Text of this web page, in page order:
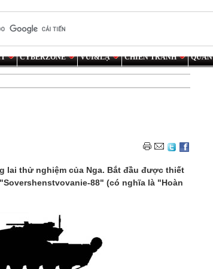
CYBERZONE VUI&LẠ CHIẾN TRANH
lai thử nghiệm của Nga. Bắt đầu được thiết
88" (có nghĩa là "Hoàn